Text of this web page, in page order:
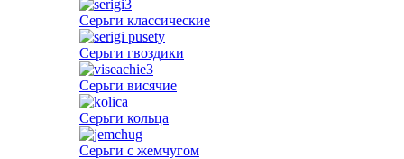
Серьги классические
Серьги гвоздики
Серьги висячие
Серьги кольца
Серьги с жемчугом